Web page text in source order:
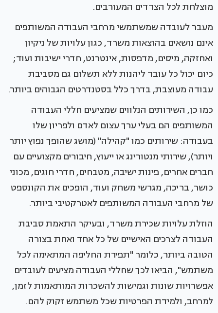
מוצלחת לכל הצדדים המעורבים.
מעבר לעובדה שמשתמשי מרחבי העבודה המשותפים
אינם נושאים בהוצאות משרד, כגון עלויות של ניקיון
ואחזקה, מיסים, מדפסות, אינטרנט, חדרי ישיבות ועוד;
כיום יכול כל עובד ליהנות ללא תשלום גם מסביבת
עבודה מעוצבת, בדרך כלל בסטנדרטים הגבוהים ביותר.
כמו כן, השירותים הנלווים שמציעים חללי העבודה
המשותפים הם בעלי ערך עצום לאדם ולפריון שלו
בעבודה: שירותים כמו "קהילה" (מושג שהופך נפוץ יותר
ויותר), שירותי מנטורינג או ייעוץ, חיבורים מקצועיים עם
חברים אחרים, פינות ישיבה, מטבחים, חדרי חוגים, מכוני
כושר, בריכה, מגרשי משחק ועוד, הופכים את הקונספט
של מרחבי העבודה המשותפים לאטרקטיבי ביותר.
הוזלת עלויות שכירת משרד, ובעיקר התאמת סביבת
העבודה לצרכים האישיים של כל אחד ואחת בצורה
הטובה ביותר, כלומר "תפירת החליפה המתאימה לכל
משתמש", הביאו לכך שחללי העבודה מציעים לעובדים
אפשרויות שונות וגמישות להשכרות המותאמות לזמן,
למרחב, ולמידת הפרטיות שכל משתמש זקוק להם.